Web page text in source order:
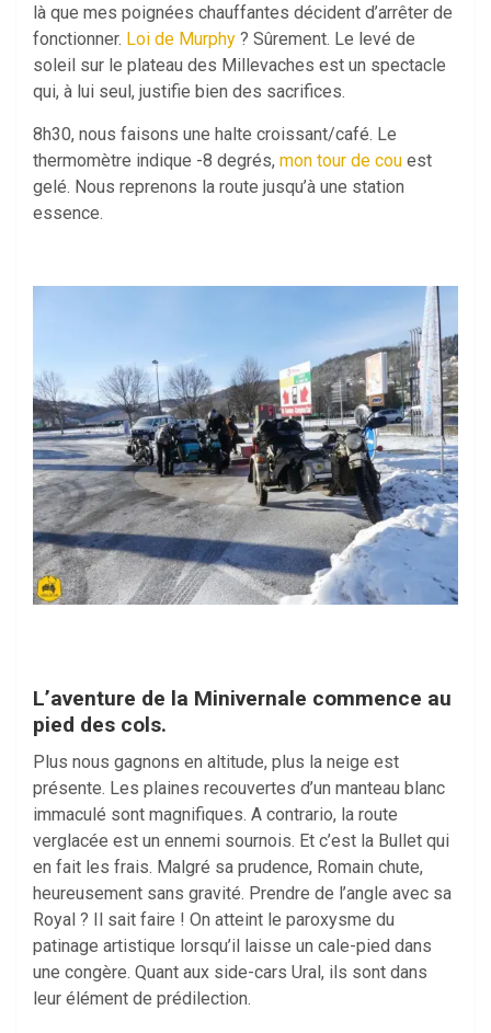
là que mes poignées chauffantes décident d’arrêter de
fonctionner. Loi de Murphy ? Sûrement. Le levé de
soleil sur le plateau des Millevaches est un spectacle
qui, à lui seul, justifie bien des sacrifices.
8h30, nous faisons une halte croissant/café. Le
thermomètre indique -8 degrés, mon tour de cou est
gelé. Nous reprenons la route jusqu’à une station
essence.
L’aventure de la Minivernale commence au
pied des cols.
Plus nous gagnons en altitude, plus la neige est
présente. Les plaines recouvertes d’un manteau blanc
immaculé sont magnifiques. A contrario, la route
verglacée est un ennemi sournois. Et c’est la Bullet qui
en fait les frais. Malgré sa prudence, Romain chute,
heureusement sans gravité. Prendre de l’angle avec sa
Royal ? Il sait faire ! On atteint le paroxysme du
patinage artistique lorsqu’il laisse un cale-pied dans
une congère. Quant aux side-cars Ural, ils sont dans
leur élément de prédilection.